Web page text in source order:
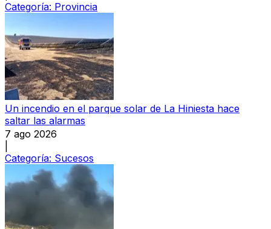
Categoría: Provincia
Un incendio en el parque solar de La Hiniesta hace
saltar las alarmas
7 ago 2026
Categoría: Sucesos